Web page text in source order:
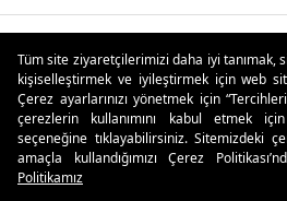
Tüm site ziyaretçilerimizi daha iyi tanımak,
kişiselleştirmek ve iyileştirmek için web
Çerez ayarlarınızı yönetmek için
çerezlerin kullanımını kabul etmek
seçeneğine tıklayabilirsiniz. Sitemizdeki
amaçla kullandığımızı Çerez
Politikamız
Özdilekteyim'de Taksit Avantajları
Güvenli Alışveriş